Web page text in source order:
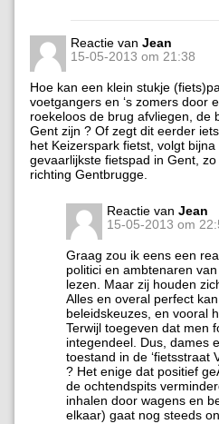
Reactie van Jean
15-05-2013 om 21:38
Hoe kan een klein stukje
voetgangers en ‘s zomers door
roekeloos de brug afvliegen, de
Gent zijn ? Of zegt dit eerder
het Keizerspark fietst, volgt bijna
gevaarlijkste fietspad in Gent,
richting Gentbrugge.
Reactie van Jean
15-05-2013 om
Graag zou ik eens een
politici en ambtenaren
lezen. Maar zij houden
Alles en overal perfect
beleidskeuzes, en vooral
Terwijl toegeven dat men
integendeel. Dus, dames
toestand in de ‘fietsstraat
? Het enige dat positief
de ochtendspits
inhalen door wagens en
elkaar) gaat nog steeds